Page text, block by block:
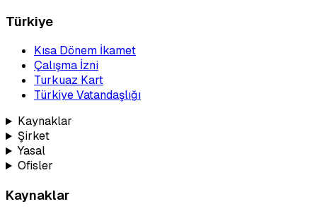
Türkiye
Kısa Dönem İkamet
Çalışma İzni
Turkuaz Kart
Türkiye Vatandaşlığı
Kaynaklar
Şirket
Yasal
Ofisler
Kaynaklar